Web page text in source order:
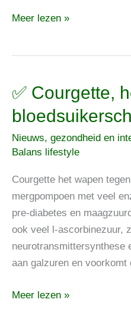
Meer lezen »
✅ Courgette,
Nieuws, gezondheid en
Balans lifestyle
Courgette het wapen
mergpompoen met veel
pre-diabetes en
ook veel l-ascorbinezuur,
neurotransmittersynthese
aan galzuren en
✅
het
wapen
tegen
Meer lezen »